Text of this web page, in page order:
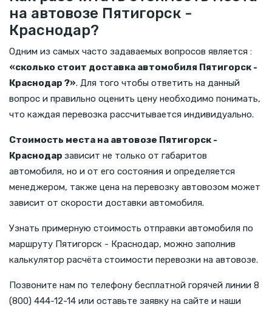
на автовозе Пятигорск -
Краснодар?
Одним из самых часто задаваемых вопросов является :
«сколько стоит доставка автомобиля Пятигорск -
Краснодар ?». Для того чтобы ответить на данный
вопрос и правильно оценить цену необходимо понимать,
что каждая перевозка рассчитывается индивидуально.
Стоимость места на автовозе Пятигорск -
Краснодар зависит не только от габаритов
автомобиля, но и от его состояния и определяется
менеджером, также цена на перевозку автовозом может
зависит от скорости доставки автомобиля.
Узнать примерную стоимость отправки автомобиля по
маршруту Пятигорск - Краснодар, можно заполнив
калькулятор расчёта стоимости перевозки на автовозе.
Позвоните нам по телефону бесплатной горячей линии 8
(800) 444-12-14 или оставьте заявку на сайте и наши